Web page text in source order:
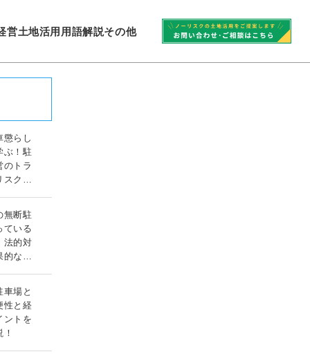
営土地活用 用語解説その他
懲らし
ぶ！駐
のトラ
ク対
無断駐
ている
法的対
な対
車場と
性と経
ントを